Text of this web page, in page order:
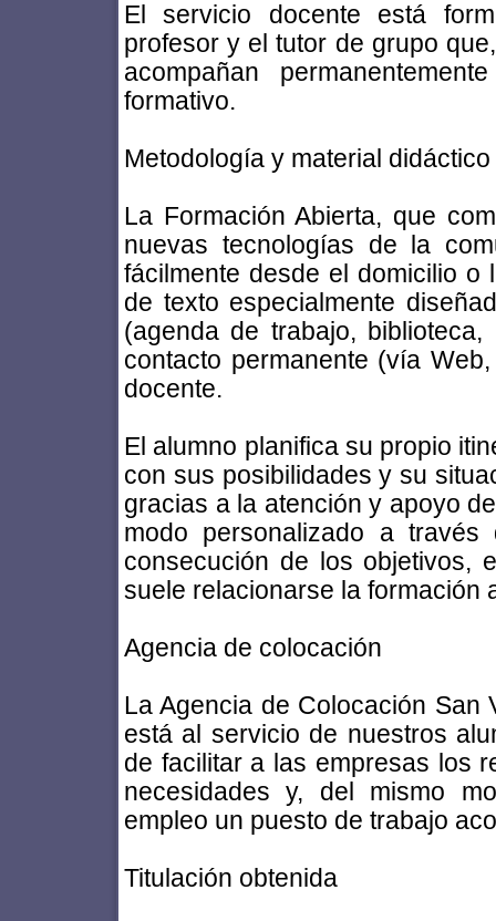
El servicio docente está
profesor y el tutor de grupo
acompañan
formativo.
Metodología y material didáctico
La Formación Abierta, que
nuevas tecnologías de la
fácilmente desde el domicilio
de texto especialmente
(agenda de trabajo,
contacto permanente (vía
docente.
El alumno planifica su propio
con sus posibilidades y su
gracias a la atención y apoyo
modo personalizado a
consecución de los objetivos,
suele relacionarse la formación
Agencia de colocación
La Agencia de Colocación San
está al servicio de nuestros
de facilitar a las empresas los
necesidades y, del mismo
empleo un puesto de trabajo
Titulación obtenida